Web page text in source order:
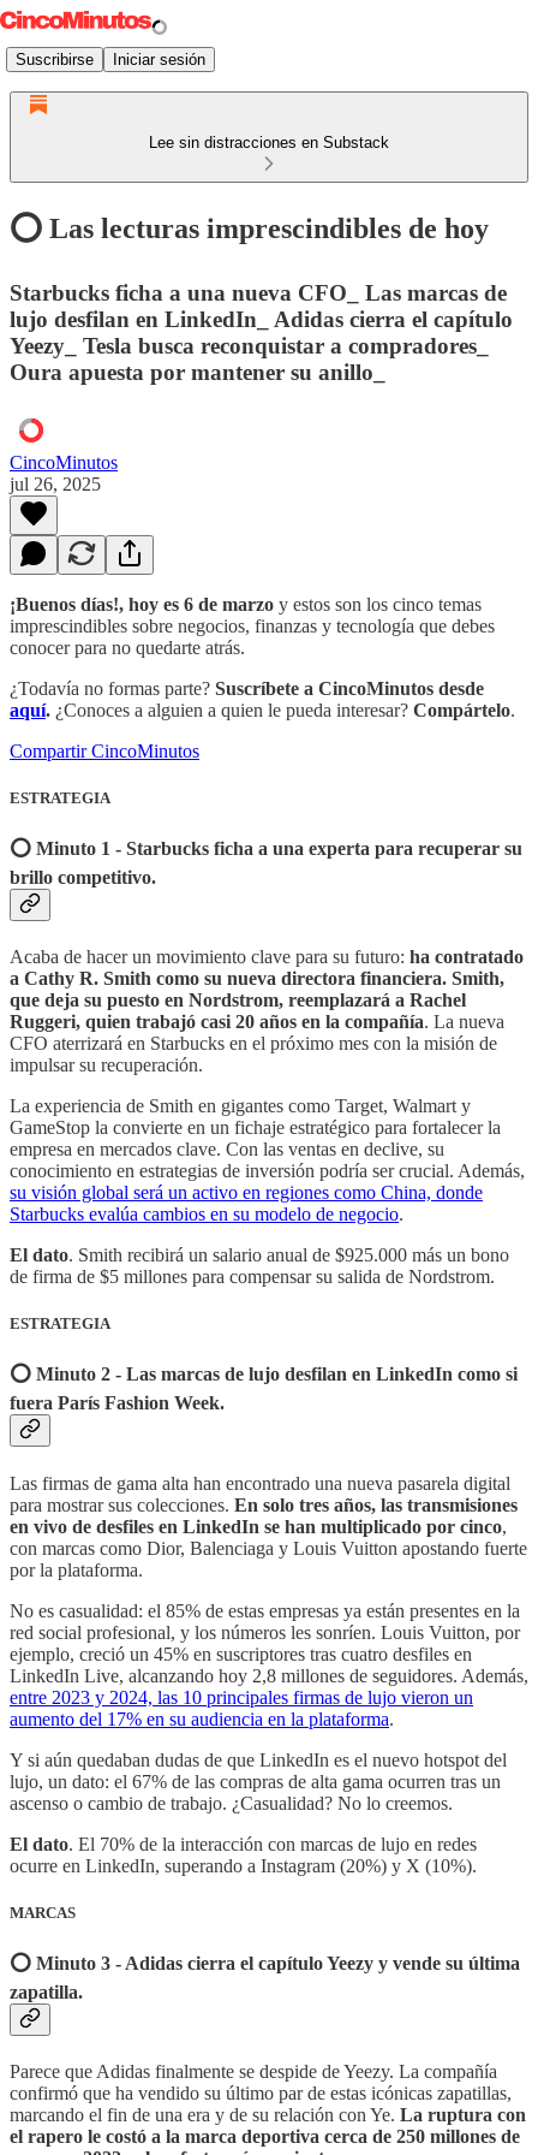
Suscribirse Iniciar sesión
Lee sin distracciones en Substack
⭕️ Las lecturas imprescindibles de hoy
Starbucks ficha a una nueva CFO_ Las marcas de
lujo desfilan en LinkedIn_ Adidas cierra el capítulo
Yeezy_ Tesla busca reconquistar a compradores_
Oura apuesta por mantener su anillo_
CincoMinutos
jul 26, 2025
¡Buenos días!, hoy es 6 de marzo y estos son los cinco temas
imprescindibles sobre negocios, finanzas y tecnología que debes
conocer para no quedarte atrás.
¿Todavía no formas parte? Suscríbete a CincoMinutos desde
aquí. ¿Conoces a alguien a quien le pueda interesar? Compártelo.
Compartir CincoMinutos
ESTRATEGIA
⭕️ Minuto 1 - Starbucks ficha a una experta para recuperar su
brillo competitivo.
Acaba de hacer un movimiento clave para su futuro: ha contratado
a Cathy R. Smith como su nueva directora financiera. Smith,
que deja su puesto en Nordstrom, reemplazará a Rachel
Ruggeri, quien trabajó casi 20 años en la compañía. La nueva
CFO aterrizará en Starbucks en el próximo mes con la misión de
impulsar su recuperación.
La experiencia de Smith en gigantes como Target, Walmart y
GameStop la convierte en un fichaje estratégico para fortalecer la
empresa en mercados clave. Con las ventas en declive, su
conocimiento en estrategias de inversión podría ser crucial. Además,
su visión global será un activo en regiones como China, donde
Starbucks evalúa cambios en su modelo de negocio.
El dato. Smith recibirá un salario anual de $925.000 más un bono
de firma de $5 millones para compensar su salida de Nordstrom.
ESTRATEGIA
⭕️ Minuto 2 - Las marcas de lujo desfilan en LinkedIn como si
fuera París Fashion Week.
Las firmas de gama alta han encontrado una nueva pasarela digital
para mostrar sus colecciones. En solo tres años, las transmisiones
en vivo de desfiles en LinkedIn se han multiplicado por cinco,
con marcas como Dior, Balenciaga y Louis Vuitton apostando fuerte
por la plataforma.
No es casualidad: el 85% de estas empresas ya están presentes en la
red social profesional, y los números les sonríen. Louis Vuitton, por
ejemplo, creció un 45% en suscriptores tras cuatro desfiles en
LinkedIn Live, alcanzando hoy 2,8 millones de seguidores. Además,
entre 2023 y 2024, las 10 principales firmas de lujo vieron un
aumento del 17% en su audiencia en la plataforma.
Y si aún quedaban dudas de que LinkedIn es el nuevo hotspot del
lujo, un dato: el 67% de las compras de alta gama ocurren tras un
ascenso o cambio de trabajo. ¿Casualidad? No lo creemos.
El dato. El 70% de la interacción con marcas de lujo en redes
ocurre en LinkedIn, superando a Instagram (20%) y X (10%).
MARCAS
⭕️ Minuto 3 - Adidas cierra el capítulo Yeezy y vende su última
zapatilla.
Parece que Adidas finalmente se despide de Yeezy. La compañía
confirmó que ha vendido su último par de estas icónicas zapatillas,
marcando el fin de una era y de su relación con Ye. La ruptura con
el rapero le costó a la marca deportiva cerca de 250 millones de